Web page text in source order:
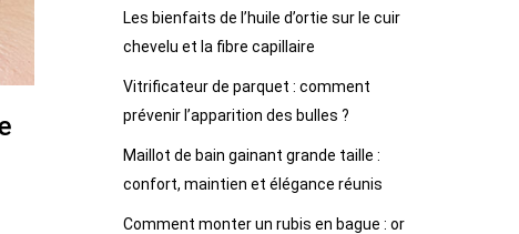
Les bienfaits de l’huile d’ortie sur le cuir
chevelu et la fibre capillaire
Vitrificateur de parquet : comment
prévenir l’apparition des bulles ?
Maillot de bain gainant grande taille :
confort, maintien et élégance réunis
Comment monter un rubis en bague : or